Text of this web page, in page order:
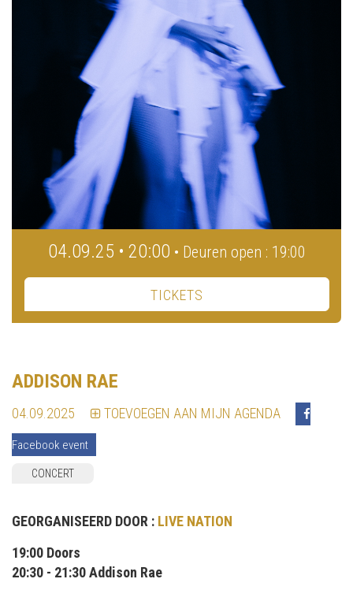
04.09.25 • 20:00 • Deuren open : 19:00
TICKETS
ADDISON RAE
04.09.2025 TOEVOEGEN AAN MIJN AGENDA
Facebook event
CONCERT
GEORGANISEERD DOOR : LIVE NATION
19:00 Doors
20:30 - 21:30 Addison Rae